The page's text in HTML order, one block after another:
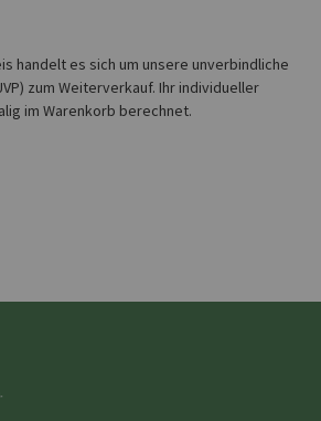
handelt es sich um unsere unverbindliche
zum Weiterverkauf. Ihr individueller
im Warenkorb berechnet.